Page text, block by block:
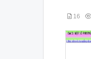
16